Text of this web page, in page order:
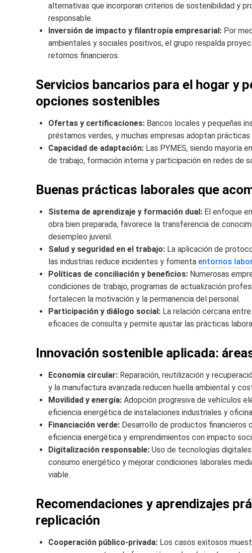
alternativas que incorporan criterios de sostenibilidad y
responsable.
Inversión de impacto y filantropía empresarial: Por
ambientales y sociales positivos, el grupo respalda
retornos financieros.
Servicios bancarios para el hogar y
opciones sostenibles
Ofertas y certificaciones: Bancos locales y pequeñas
préstamos verdes, y muchas empresas adoptan
Capacidad de adaptación: Las PYMES, siendo mayoría
de trabajo, formación interna y participación en redes de
Buenas prácticas laborales que
Sistema de aprendizaje y formación dual: El enfoque
obra bien preparada, favorece la transferencia de
desempleo juvenil.
Salud y seguridad en el trabajo: La aplicación de
las industrias reduce incidentes y fomenta entornos
Políticas de conciliación y beneficios: Numerosas
condiciones de trabajo, programas de actualización
fortalecen la motivación y la permanencia del personal.
Participación y diálogo social: La relación cercana
eficaces de consulta y permite ajustar las prácticas
Innovación sostenible aplicada:
Economía circular: Reparación, reutilización y
y la manufactura avanzada reducen huella ambiental y
Movilidad y energía: Adopción progresiva de vehículos
eficiencia energética de instalaciones industriales y
Financiación verde: Desarrollo de productos financieros
eficiencia energética y emprendimientos con impacto
Digitalización responsable: Uso de tecnologías
consumo energético y mejorar condiciones laborales
viable.
Recomendaciones y aprendizajes
replicación
Cooperación público-privada: Los casos exitosos